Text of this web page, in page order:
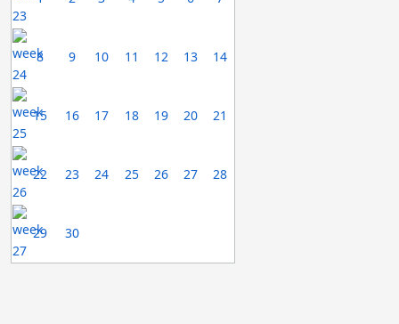
8 9 10 11 12 13 14
15 16 17 18 19 20 21
22 23 24 25 26 27 28
29 30